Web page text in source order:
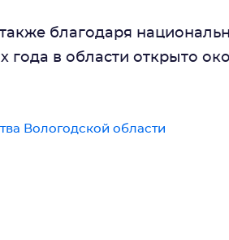
благодаря
года в области открыто
Вологодской области